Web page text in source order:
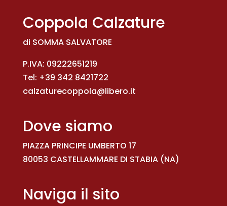
Coppola Calzature
di SOMMA SALVATORE
P.IVA: 09222651219
Tel: +39 342 8421722
calzaturecoppola@libero.it
Dove siamo
PIAZZA PRINCIPE UMBERTO 17
80053 CASTELLAMMARE DI STABIA (NA)
Naviga il sito